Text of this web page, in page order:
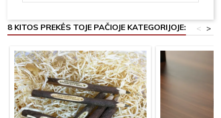
8 KITOS PREKĖS TOJE PAČIOJE KATEGORIJOJE: >
<